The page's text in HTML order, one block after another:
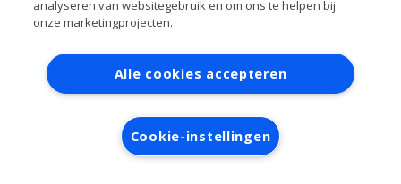
Contact Account aanvragen
Inloggen
RAI bestanden
Privacy
Algemene
voorwaarden
Verwerkersovereenkomst
analyseren van websitegebruik en om ons te helpen bij
onze marketingprojecten.
Alle cookies accepteren
Cookie-instellingen